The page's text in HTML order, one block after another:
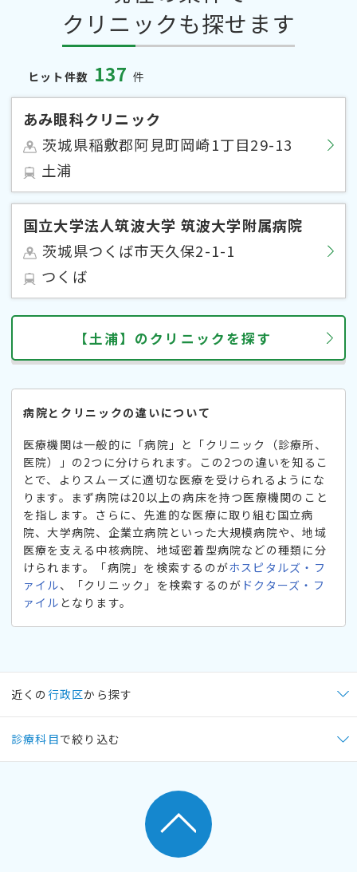
クリニックも探せます
ヒット件数 137 件
あみ眼科クリニック
茨城県稲敷郡阿見町岡崎1丁目29-13
土浦
国立大学法人筑波大学 筑波大学附属病院
茨城県つくば市天久保2-1-1
つくば
【土浦】のクリニックを探す
病院とクリニックの違いについて
医療機関は一般的に「病院」と「クリニック（診療所、
医院）」の2つに分けられます。この2つの違いを知るこ
とで、よりスムーズに適切な医療を受けられるようにな
ります。まず病院は20以上の病床を持つ医療機関のこと
を指します。さらに、先進的な医療に取り組む国立病
院、大学病院、企業立病院といった大規模病院や、地域
医療を支える中核病院、地域密着型病院などの種類に分
けられます。「病院」を検索するのがホスピタルズ・フ
ァイル、「クリニック」を検索するのが ドクターズ・フ
ァイル となります。
近くの 行政区から探す
診療科目で絞り込む